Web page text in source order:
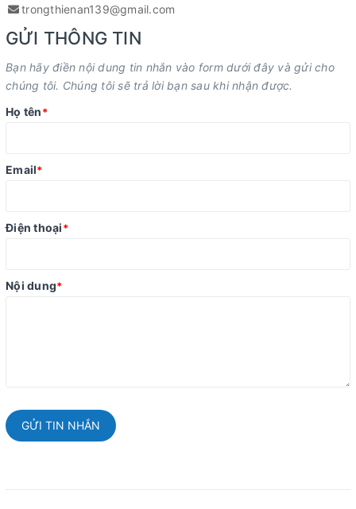
trongthienan139@gmail.com
GỬI THÔNG TIN
Bạn hãy điền nội dung tin nhắn vào form dưới đây và gửi cho
chúng tôi. Chúng tôi sẽ trả lời bạn sau khi nhận được.
Họ tên*
Email*
Điện thoại*
Nội dung*
GỬI TIN NHẮN